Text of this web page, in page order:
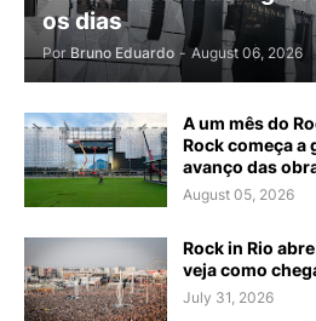
os dias
Por Bruno Eduardo - August 06, 2026
A um mês do
Rock começa a
avanço das
August 05, 2026
Rock in Rio
veja como
July 31, 2026